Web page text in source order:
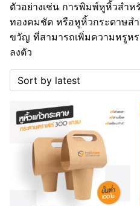
ตัวอย่างเช่น การพิมพ์หูหิ้วสำห
ทองคมชัด หรือหูหิ้วกระดาษส
ขวัญ ที่สามารถเพิ่มความหรูห
ลงตัว